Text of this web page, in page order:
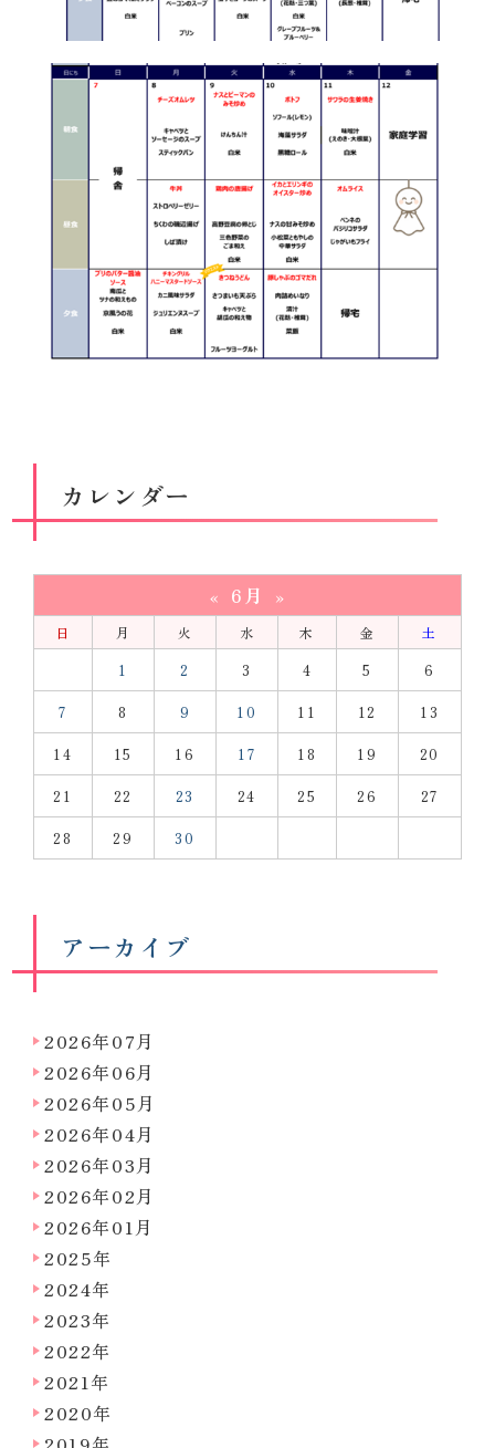
カレンダー
« 6月 »
日 月 火 水 木 金
土
1
2 3 4 5 6
7 8 9 10 11 12 13
14 15 16 17 18 19 20
21 22 23 24 25 26 27
28 29 30
アーカイブ
2026年07月
2026年06月
2026年05月
2026年04月
2026年03月
2026年02月
2026年01月
2025年
2024年
2023年
2022年
2021年
2020年